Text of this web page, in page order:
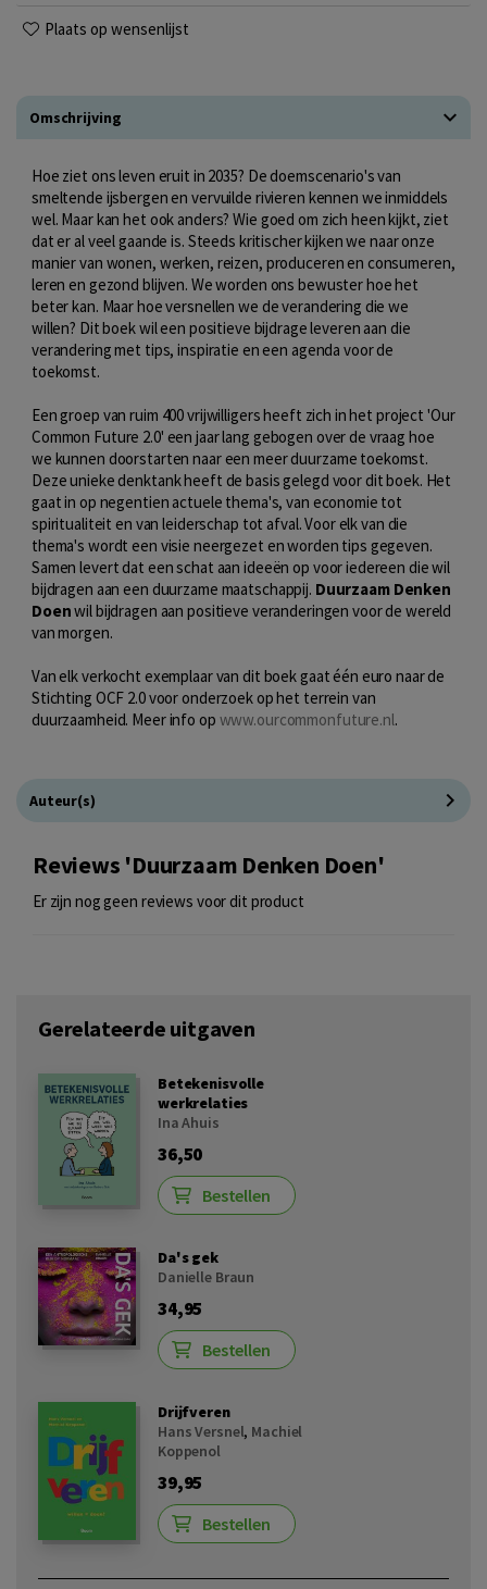
Plaats op wensenlijst
Omschrijving
Hoe ziet ons leven eruit in 2035? De doemscenario's van
smeltende ijsbergen en vervuilde rivieren kennen we inmiddels
wel. Maar kan het ook anders? Wie goed om zich heen kijkt, ziet
dat er al veel gaande is. Steeds kritischer kijken we naar onze
manier van wonen, werken, reizen, produceren en consumeren,
leren en gezond blijven. We worden ons bewuster hoe het
beter kan. Maar hoe versnellen we de verandering die we
willen? Dit boek wil een positieve bijdrage leveren aan die
verandering met tips, inspiratie en een agenda voor de
toekomst.
Een groep van ruim 400 vrijwilligers heeft zich in het project 'Our
Common Future 2.0' een jaar lang gebogen over de vraag hoe
we kunnen doorstarten naar een meer duurzame toekomst.
Deze unieke denktank heeft de basis gelegd voor dit boek. Het
gaat in op negentien actuele thema's, van economie tot
spiritualiteit en van leiderschap tot afval. Voor elk van die
thema's wordt een visie neergezet en worden tips gegeven.
Samen levert dat een schat aan ideeën op voor iedereen die wil
bijdragen aan een duurzame maatschappij. Duurzaam Denken
Doenwil bijdragen aan positieve veranderingen voor de wereld
van morgen.
Van elk verkocht exemplaar van dit boek gaat één euro naar de
Stichting OCF 2.0 voor onderzoek op het terrein van
duurzaamheid. Meer info op www.ourcommonfuture.nl.
Auteur(s)
Reviews 'Duurzaam Denken Doen'
Er zijn nog geen reviews voor dit product
Gerelateerde uitgaven
Betekenisvolle
werkrelaties
Ina Ahuis
36,50
Bestellen
Da's gek
Danielle Braun
34,95
Bestellen
Drijfveren
Hans Versnel, Machiel
Koppenol
39,95
Bestellen